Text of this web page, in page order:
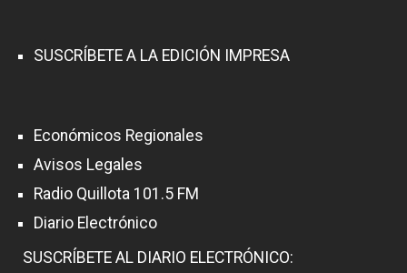
SUSCRÍBETE A LA EDICIÓN IMPRESA
Económicos Regionales
Avisos Legales
Radio Quillota 101.5 FM
Diario Electrónico
SUSCRÍBETE AL DIARIO ELECTRÓNICO: